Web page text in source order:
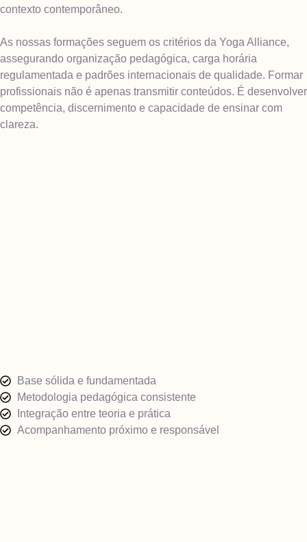
contexto contemporâneo.
As nossas formações seguem os critérios da Yoga Alliance,
assegurando organização pedagógica, carga horária
regulamentada e padrões internacionais de qualidade. Formar
profissionais não é apenas transmitir conteúdos. É desenvolver
competência, discernimento e capacidade de ensinar com
clareza.
Base sólida e fundamentada
Metodologia pedagógica consistente
Integração entre teoria e prática
Acompanhamento próximo e responsável